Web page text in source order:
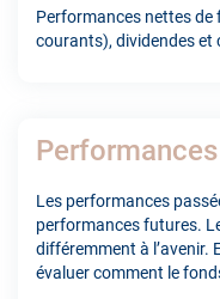
Performances nettes
courants), dividendes et
Les performances
performances futures.
différemment à l’avenir.
évaluer comment le